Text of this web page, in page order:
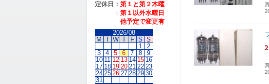
定休日： 第１と第２木曜
： 第１以外水曜日
他予定で変更有
2026/08
M
T W T F S S
1
2
3
4 5 6 7 8
9
10 11 12 13 14 15 16
17 18 19 20 21 22 23
24 25 26 27 28 29 30
31